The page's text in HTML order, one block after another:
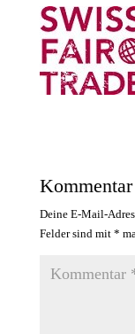
Deine E-Mail-
Felder sind mit *